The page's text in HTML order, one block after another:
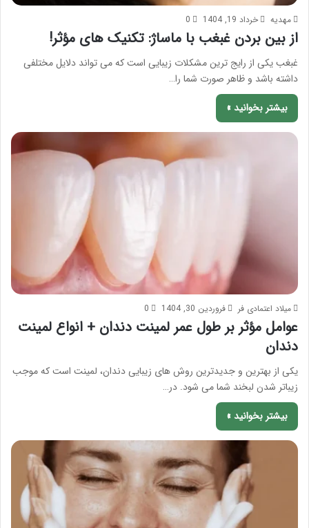
مهدیه خرداد 19, 1404 0
از بین بردن غبغب با ماساژ: تکنیک های مؤثر!
غبغب یکی از رایج ترین مشکلات زیبایی است که می تواند دلایل مختلفی
داشته باشد و ظاهر صورت شما را…
بیشتر بخوانید »
میلاد اعتمادی فر فروردین 30, 1404 0
عوامل مؤثر بر طول عمر لمینت دندان + انواع لمینت
دندان
یکی از بهترین و جدیدترین روش های زیبایی دندان، لمینت است که موجب
زیباتر شدن لبخند شما می شود. در…
بیشتر بخوانید »